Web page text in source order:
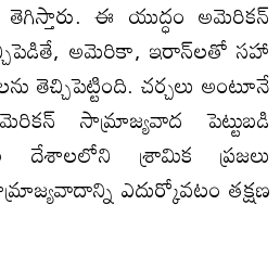
ఈ యుద్ధం అమెరికన్
అమెరికా, ఇరాన్‌లతో సహా
తెచ్చిపెట్టింది. చర్చలు అంటూనే
సామ్రాజ్యవాద పెట్టుబడి
దేశాలలోని శ్రామిక ప్రజలు
ఎదుర్కోవటం తక్షణ